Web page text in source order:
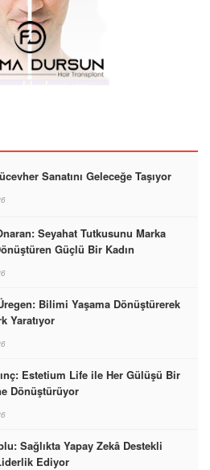
Sanatını Geleceğe Taşıyor
Seyahat Tutkusunu Marka
Güçlü Bir Kadın
Bilimi Yaşama Dönüştürerek
Yaratıyor
Estetium Life ile Her Gülüşü Bir
Dönüştürüyor
Sağlıkta Yapay Zekâ Destekli
Ediyor